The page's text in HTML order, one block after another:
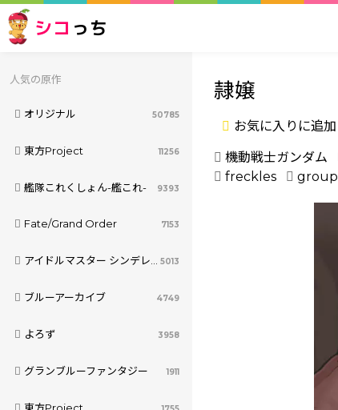
シコ っち
人気の原作
オリジナル 50785
東方Project 11256
艦隊これくしょん-艦これ- 9393
Fate/Grand Order 7153
アイドルマスター シンデレラガールズ 5013
ブルーアーカイブ 4749
よろず 3958
グランブルーファンタジー 1911
隷嬢
お気に入りに追加
機動戦士ガンダム
freckles
group